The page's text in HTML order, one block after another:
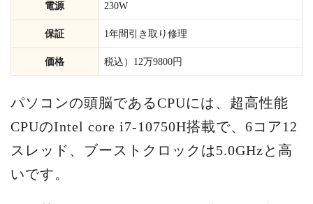
電源 230W
保証 1年間引き取り修理
価格 税込）12万9800円
パソコンの頭脳であるCPUには、超高性能
CPUのIntel core i7-10750H搭載で、6コア12
スレッド、ブーストクロックは5.0GHzと高
いです。